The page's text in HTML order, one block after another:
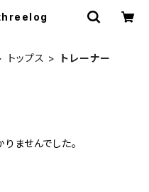
threelog
トップス トレーナー
ませんでした。